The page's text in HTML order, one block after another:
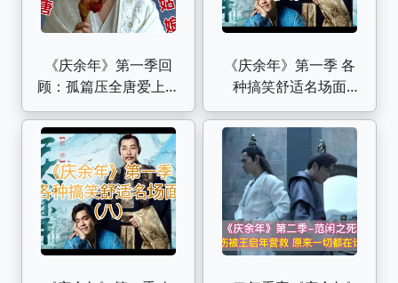
《庆余年》第一季回
顾：孤篇压全唐爱上鸡
腿姑娘！
《庆余年》第一季 各
种搞笑舒适名场面
（九）